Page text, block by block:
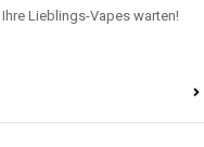
Lieblings-Vapes warten!